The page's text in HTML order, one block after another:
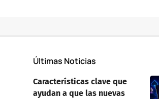
Últimas Noticias
Características clave que
ayudan a que las nuevas